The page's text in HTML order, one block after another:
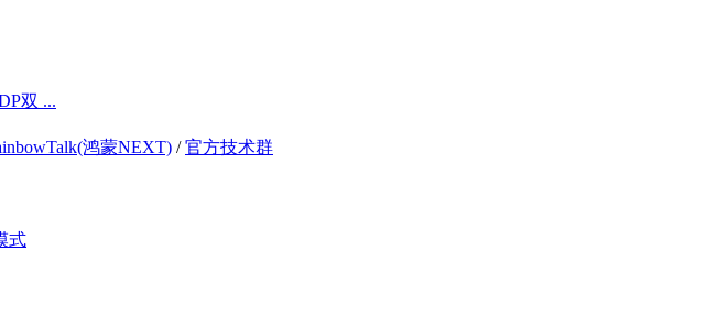
双 ...
鸿蒙NEXT) / 官方技术群
式